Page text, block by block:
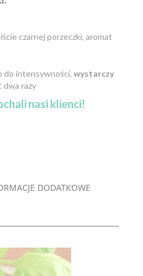
czarnej porzeczki, aromat
do intensywności,wystarczy
dwa razy
nasi klienci!
DODATKOWE